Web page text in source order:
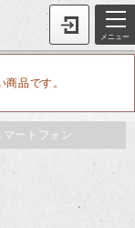
メニュー
品です。
マートフォン